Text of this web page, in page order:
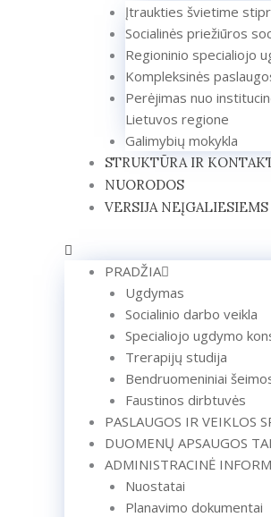
Įtraukties švietime
Socialinės priežiūros
Regioninio specialiojo
Kompleksinės
Perėjimas nuo
Lietuvos regione
Galimybių mokykla
STRUKTŪRA IR
NUORODOS
VERSIJA NEĮGALIESIEMS
PRADŽIA
Ugdymas
Socialinio darbo veikla
Specialiojo ugdymo
Trerapijų studija
Bendruomeniniai
Faustinos dirbtuvės
PASLAUGOS IR VEIKLOS
DUOMENŲ APSAUGOS
ADMINISTRACINĖ
Nuostatai
Planavimo dokumentai